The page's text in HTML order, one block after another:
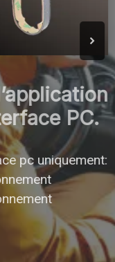
PC.
pc uniquement: